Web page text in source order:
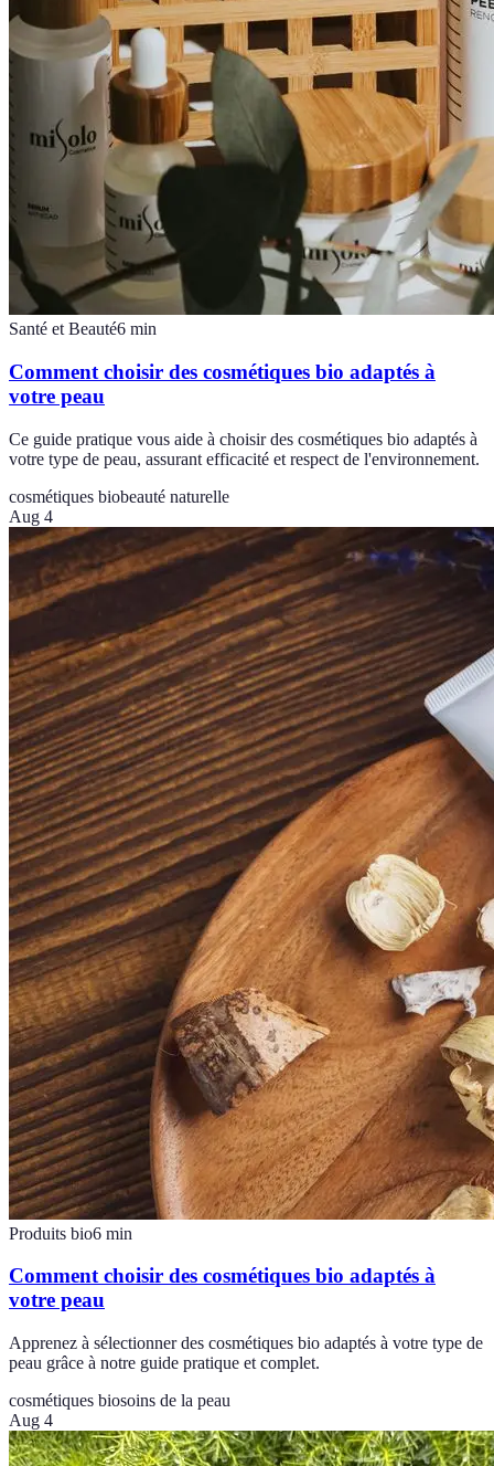
Santé et Beauté6 min
Comment choisir des cosmétiques bio adaptés à
votre peau
Ce guide pratique vous aide à choisir des cosmétiques bio adaptés à
votre type de peau, assurant efficacité et respect de l'environnement.
cosmétiques biobeauté naturelle
Aug 4
Produits bio6 min
Comment choisir des cosmétiques bio adaptés à
votre peau
Apprenez à sélectionner des cosmétiques bio adaptés à votre type de
peau grâce à notre guide pratique et complet.
cosmétiques biosoins de la peau
Aug 4